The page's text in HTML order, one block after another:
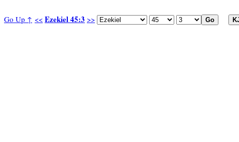
Go Up ↑ << Ezekiel 45:3 >>